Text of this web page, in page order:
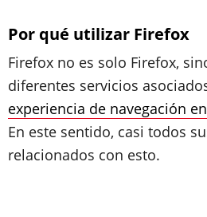
Por qué utilizar Firefox
Firefox no es solo Firefox,
diferentes servicios
experiencia de navegación
En este sentido, casi todos
relacionados con esto.